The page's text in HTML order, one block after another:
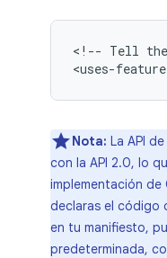
<!-- Tell the
<uses-feature
Nota: La API
con la API 2.0, lo
implementación de
declaras el código
en tu manifiesto,
predeterminada,